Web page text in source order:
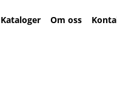
Kataloger Om oss